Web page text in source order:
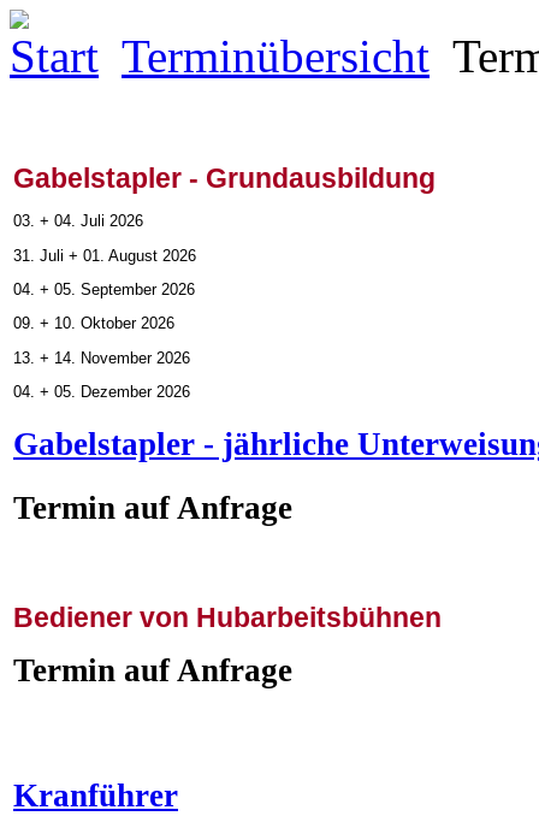
Start Terminübersicht
Gabelstapler - Grundausbildung
03. + 04. Juli 2026
31. Juli + 01. August 2026
04. + 05. September 2026
09. + 10. Oktober 2026
13. + 14. November 2026
04. + 05. Dezember 2026
Gabelstapler - jährliche
Termin auf Anfrage
Bediener von Hubarbeitsbühnen
Termin auf Anfrage
Kranführer